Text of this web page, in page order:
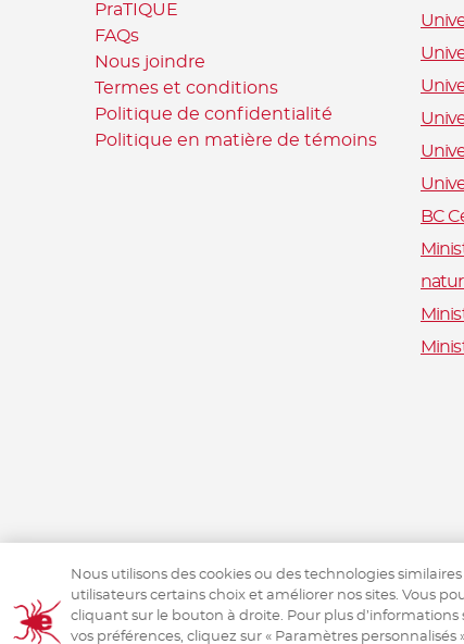
PraTIQUE
FAQs
Nous joindre
Termes et conditions
Politique de confidentialité
Politique en matière de témoins
BC
Nous utilisons des cookies ou des technologies
utilisateurs certains choix et améliorer nos sites. Vous
cliquant sur le bouton à droite. Pour plus
vos préférences, cliquez sur « Paramètres